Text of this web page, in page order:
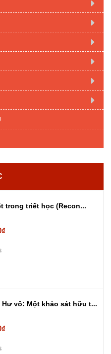
trong triết học (Recon...
Hư vô: Một khảo sát hữu t...